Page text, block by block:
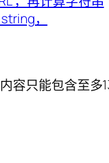
容只能包含至多